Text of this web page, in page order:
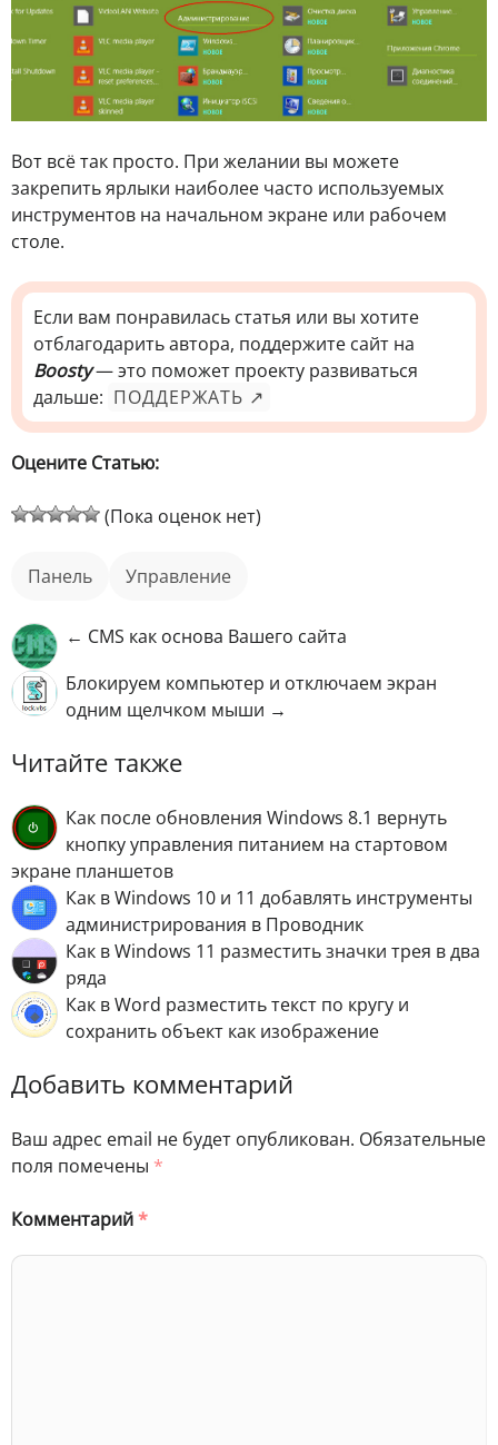
Вот всё так просто. При желании вы можете
закрепить ярлыки наиболее часто используемых
инструментов на начальном экране или рабочем
столе.
Если вам понравилась статья или вы хотите
отблагодарить автора, поддержите сайт на
Boosty— это поможет проекту развиваться
дальше: ПОДДЕРЖАТЬ ↗
Оцените Статью:
(Пока оценок нет)
панель управление
← CMS как основа Вашего сайта
Блокируем компьютер и отключаем экран
одним щелчком мыши →
Читайте также
Как после обновления Windows 8.1 вернуть
кнопку управления питанием на стартовом
экране планшетов
Как в Windows 10 и 11 добавлять инструменты
администрирования в Проводник
Как в Windows 11 разместить значки трея в два
ряда
Как в Word разместить текст по кругу и
сохранить объект как изображение
Добавить комментарий
Ваш адрес email не будет опубликован. Обязательные
поля помечены *
Комментарий*